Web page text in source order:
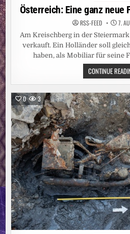
Österreich: Eine ganz neue
RSS-FEED 7.
Am Kreischberg in der
verkauft. Ein Holländer soll
haben, als Mobiliar für seine
CONTINUE
0 3